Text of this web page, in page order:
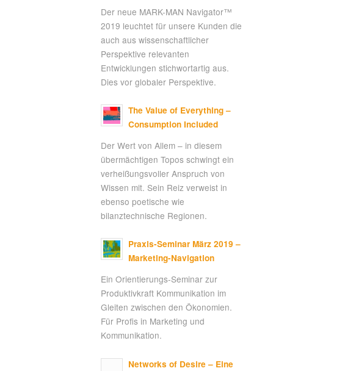
Der neue MARK-MAN Navigator™
2019 leuchtet für unsere Kunden die
auch aus wissenschaftlicher
Perspektive relevanten
Entwicklungen stichwortartig aus.
Dies vor globaler Perspektive.
The Value of Everything –
Consumption Included
Der Wert von Allem – in diesem
übermächtigen Topos schwingt ein
verheißungsvoller Anspruch von
Wissen mit. Sein Reiz verweist in
ebenso poetische wie
bilanztechnische Regionen.
Praxis-Seminar März 2019 –
Marketing-Navigation
Ein Orientierungs-Seminar zur
Produktivkraft Kommunikation im
Gleiten zwischen den Ökonomien.
Für Profis in Marketing und
Kommunikation.
Networks of Desire – Eine